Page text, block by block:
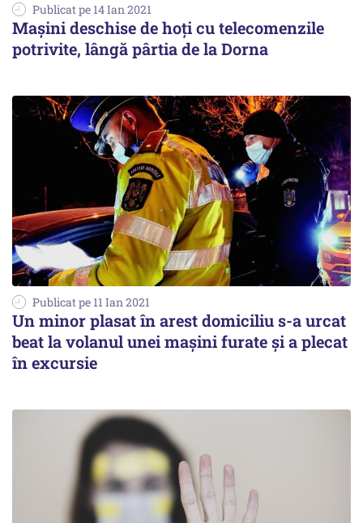
Publicat pe 14 Ian 2021
Mașini deschise de hoți cu telecomenzile
potrivite, lângă pârtia de la Dorna
Publicat pe 11 Ian 2021
Un minor plasat în arest domiciliu s-a urcat
beat la volanul unei mașini furate și a plecat
în excursie